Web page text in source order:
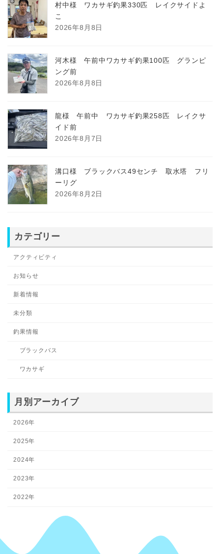
村中様 ワカサギ釣果330匹 レイクサイドよ
こ
2026年8月8日
河木様 午前中ワカサギ釣果100匹 グランピ
ング前
2026年8月8日
龍様 午前中 ワカサギ釣果258匹 レイクサ
イド前
2026年8月7日
溝口様 ブラックバス49センチ 取水塔 フリ
ーリグ
2026年8月2日
カテゴリー
アクティビティ
お知らせ
新着情報
未分類
釣果情報
ブラックバス
ワカサギ
月別アーカイブ
2026年
2025年
2024年
2023年
2022年